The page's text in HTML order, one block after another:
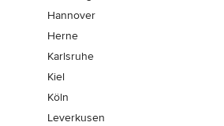
Hannover
Herne
Karlsruhe
Kiel
Köln
Leverkusen